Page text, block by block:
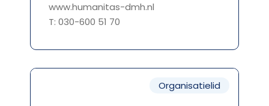
www.humanitas-dmh.nl
T: 030-600 51 70
Organisatielid